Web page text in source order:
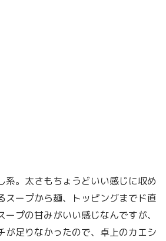
系。太さもちょうどいい感じに収め
スープから麺、トッピングまでド直
プの甘みがいい感じなんですが、
が足りなかったので、卓上のカエシ